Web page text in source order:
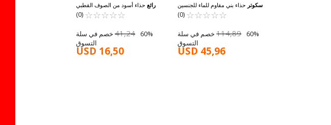
رائع حذاء أسود من الصوف القطبي
للبنات من سيدني بي☆
☆
☆
☆
☆ ★
★
★
★
★
(0)
41,24 60% خصم في سلة
التسوق
USD 16,50
سكوتر حذاء بني مقاوم للماء للجنسين
G5551 G
☆
☆
☆
☆
☆ ★
★
★
★
★
(0)
114,8960% خصم في سلة
التسوق
USD 45,96